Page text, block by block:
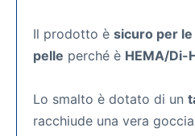
Il prodotto è sicuro per
pelle perché è HEMA/Di-
Lo smalto è dotato di un
racchiude una vera